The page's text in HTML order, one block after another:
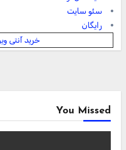
سئو سایت
رایگان
خرید آنتی
You Missed